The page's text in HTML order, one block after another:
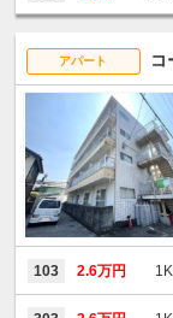
アパート コ
103 2.6万円 1K